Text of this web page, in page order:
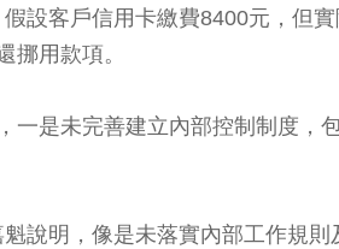
設客戶信用卡繳費8400元，但
挪用款項。
一是未完善建立內部控制制度
說明，像是未落實內部工作規